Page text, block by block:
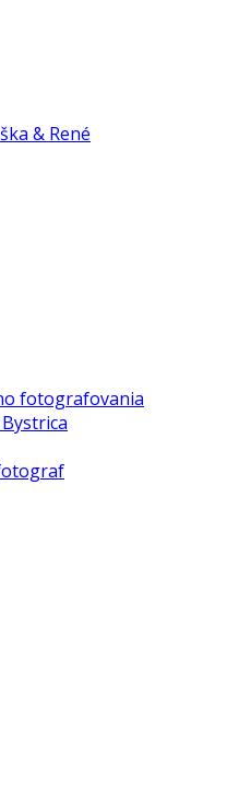
& René
fotografovania